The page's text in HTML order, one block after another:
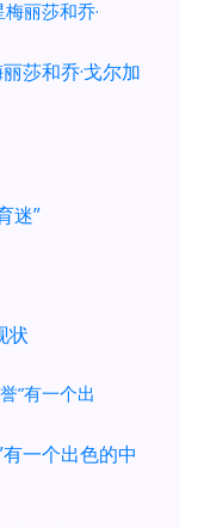
莎和乔·戈尔加
迷”
状
一个出色的中